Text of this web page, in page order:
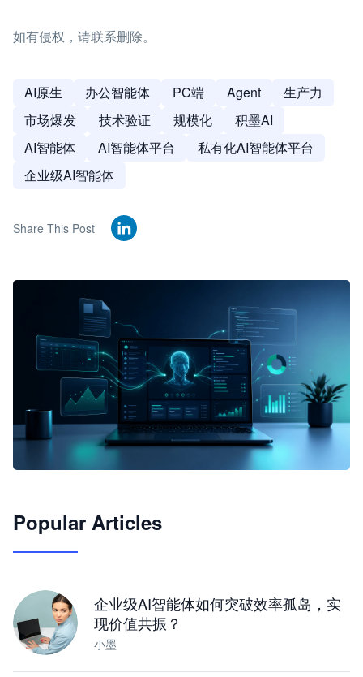
如有侵权，请联系删除。
AI原生 办公智能体 PC端 Agent
生产力
市场爆发
技术验证 规模化
积墨AI
AI智能体
AI智能体平台
私有化AI智能体平台
企业级AI智能体
Share This Post
JimoClaw 桌面 AI Agent 工作台
Popular Articles
企业级AI智能体如何突破效率孤岛，实
现价值共振？
小墨